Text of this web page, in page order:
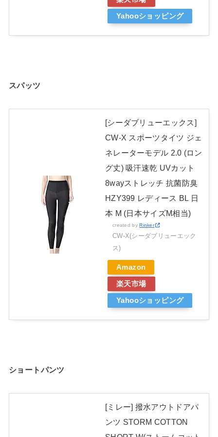
Yahooショッピング
スパッツ
[シーダブリューエックス]
CW-X スポーツタイツ ジェ
ネレーターモデル 2.0 (ロン
グ丈) 吸汗速乾 UVカット
8wayストレッチ 抗菌防臭
HZY399 レディース BL 日
本 M (日本サイズM相当)
created byRinker
CW-X(シーダブリューエック
ス)
Amazon
楽天市場
Yahooショッピング
ショートパンツ
[ミレー] 撥水アウトドアパ
ンツ STORM COTTON